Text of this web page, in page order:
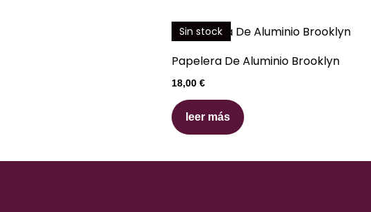
Sin stock
Papelera De Aluminio Brooklyn
18,00 €
leer más